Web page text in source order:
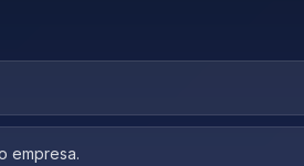
empresa.